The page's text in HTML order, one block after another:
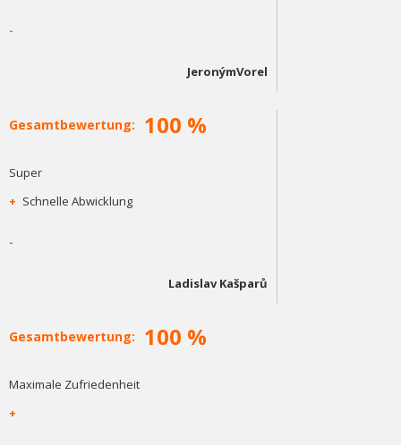
-
JeronýmVorel
Gesamtbewertung: 100 %
Super
+ Schnelle Abwicklung
-
Ladislav Kašparů
Gesamtbewertung: 100 %
Maximale Zufriedenheit
+